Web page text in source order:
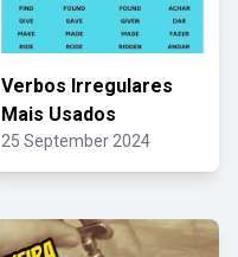
Verbos Irregulares
Mais Usados
25 September 2024